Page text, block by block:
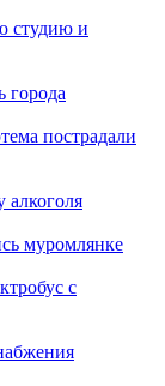
студию и
города
пострадали
муромлянке
с